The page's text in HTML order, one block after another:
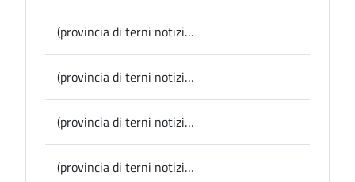
(provincia di terni notizie) Narni, il Comune lancia il progetto esosport per il recupero e riciclo di attrezzatura sportive a fine ciclo
(provincia di terni notizie) San Gemini, teatro: il programma degli spettacoli fino a maggio
(provincia di terni notizie) “Vette in Vista”, presentato in Provincia il programma della 14esima edizione
(provincia di terni notizie) Accordo Governo-Regione, la Premieri Meloni in Umbria, Pernazza: "Obiettivo importante per l'Umbria e per la nostra provincia"